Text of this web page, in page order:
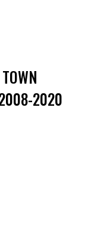
2008-2020